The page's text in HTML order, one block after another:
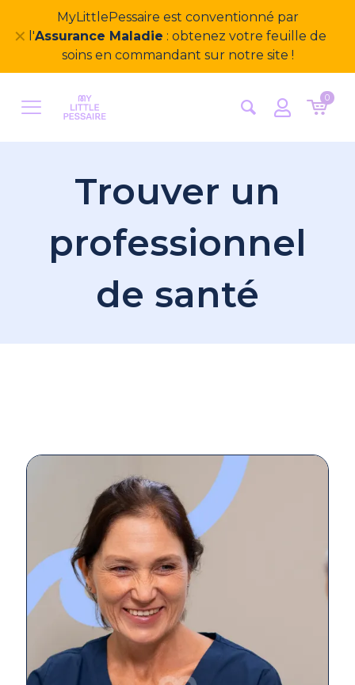
MyLittlePessaire est conventionné par
l'Assurance Maladie : obtenez votre feuille de
soins en commandant sur notre site !
✕
0
Trouver un
professionnel
de santé